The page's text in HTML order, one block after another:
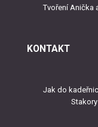
Tvoření Anička
KONTAKT
Jak do
Stakory